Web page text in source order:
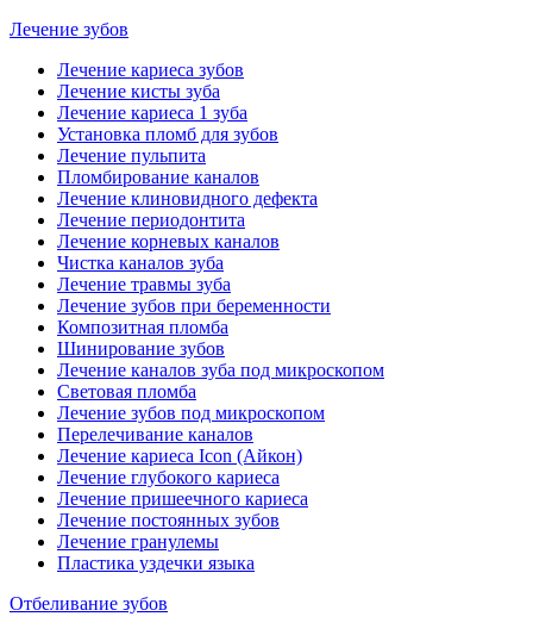
Лечение зубов
Лечение кариеса зубов
Лечение кисты зуба
Лечение кариеса 1 зуба
Установка пломб для зубов
Лечение пульпита
Пломбирование каналов
Лечение клиновидного дефекта
Лечение периодонтита
Лечение корневых каналов
Чистка каналов зуба
Лечение травмы зуба
Лечение зубов при беременности
Композитная пломба
Шинирование зубов
Лечение каналов зуба под микроскопом
Световая пломба
Лечение зубов под микроскопом
Перелечивание каналов
Лечение кариеса Icon (Айкон)
Лечение глубокого кариеса
Лечение пришеечного кариеса
Лечение постоянных зубов
Лечение гранулемы
Пластика уздечки языка
Отбеливание зубов